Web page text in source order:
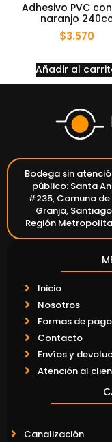
Adhesivo PVC
naranjo
$3.570
Añadir al
Bodega sin
público: Santa
#235, Comuna de
Granja,
Región
Inicio
Nosotros
Formas de
Contacto
Envíos y
Atención al
Canalización